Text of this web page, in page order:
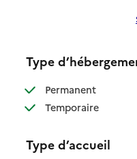
Type
Permanent: disponible
Temporaire: disponible
Type d’accueil